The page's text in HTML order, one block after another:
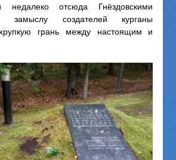
недалеко отсюда Гнёздовскими
замыслу создателей курганы
грань между настоящим и